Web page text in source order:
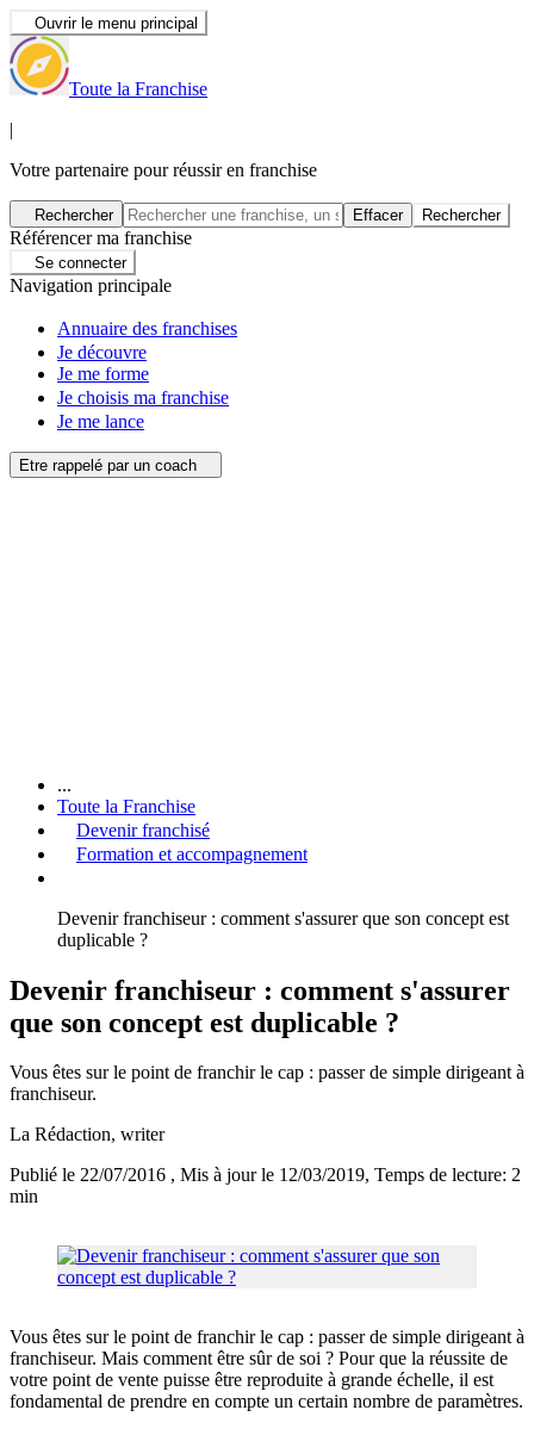
Ouvrir le menu principal
Toute la Franchise
|
Votre partenaire pour réussir en franchise
Rechercher Effacer Rechercher
Référencer ma franchise
Se connecter
Navigation principale
Annuaire des franchises
Je découvre
Je me forme
Je choisis ma franchise
Je me lance
Etre rappelé par un coach
...
Toute la Franchise
Devenir franchisé
Formation et accompagnement
Devenir franchiseur : comment s'assurer que son concept est
duplicable ?
Devenir franchiseur : comment s'assurer
que son concept est duplicable ?
Vous êtes sur le point de franchir le cap : passer de simple dirigeant à
franchiseur.
La Rédaction, writer
Publié le 22/07/2016 , Mis à jour le 12/03/2019, Temps de lecture: 2
min
Vous êtes sur le point de franchir le cap : passer de simple dirigeant à
franchiseur. Mais comment être sûr de soi ? Pour que la réussite de
votre point de vente puisse être reproduite à grande échelle, il est
fondamental de prendre en compte un certain nombre de paramètres.